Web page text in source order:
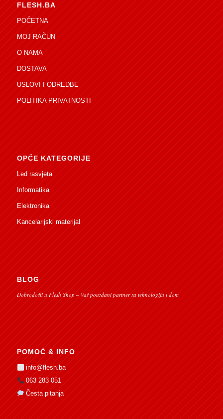
FLESH.BA
POČETNA
MOJ RAČUN
O NAMA
DOSTAVA
USLOVI I ODREDBE
POLITIKA PRIVATNOSTI
OPĆE KATEGORIJE
Led rasvjeta
Informatika
Elektronika
Kancelarijski materijal
BLOG
Dobrodošli u Flesh Shop – Vaš pouzdani partner za tehnologiju i dom
POMOĆ & INFO
info@flesh.ba
063 283 051
Česta pitanja